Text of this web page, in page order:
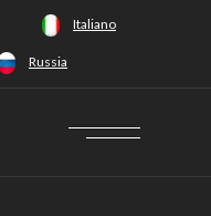
Italiano
Russia
+34 628 66 65 64